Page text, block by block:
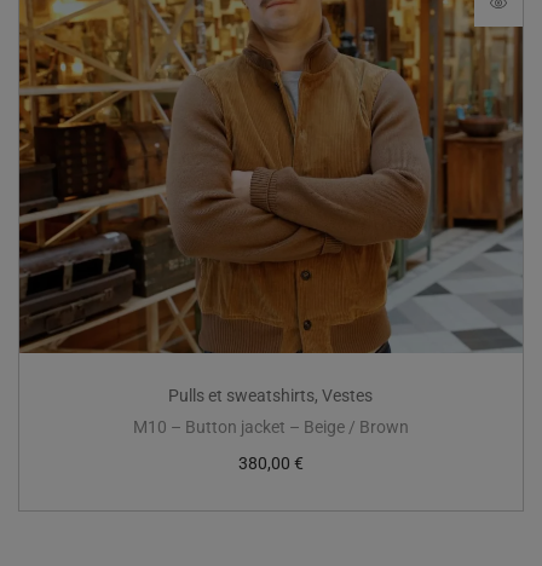
Pulls et sweatshirts,Vestes
M10 – Button jacket – Beige / Brown
380,00 €